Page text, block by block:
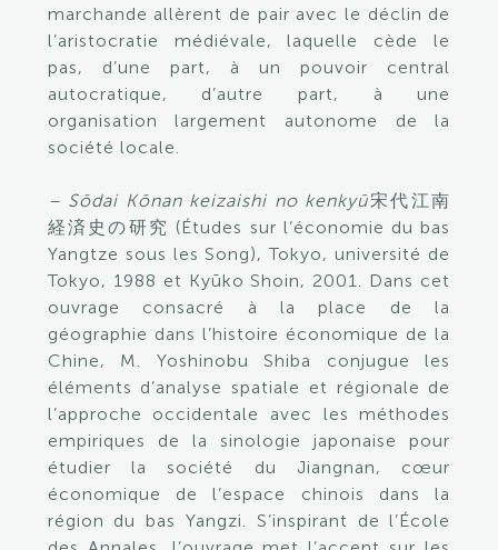
marchande allèrent de pair avec le déclin de
l’aristocratie médiévale, laquelle cède le
pas, d’une part, à un pouvoir central
autocratique, d’autre part, à une
organisation largement autonome de la
société locale.
– Sōdai Kōnan keizaishi no kenkyū宋代江南
経済史の研究 (Études sur l’économie du bas
Yangtze sous les Song), Tokyo, université de
Tokyo, 1988 et Kyūko Shoin, 2001. Dans cet
ouvrage consacré à la place de la
géographie dans l’histoire économique de la
Chine, M. Yoshinobu Shiba conjugue les
éléments d’analyse spatiale et régionale de
l’approche occidentale avec les méthodes
empiriques de la sinologie japonaise pour
étudier la société du Jiangnan, cœur
économique de l’espace chinois dans la
région du bas Yangzi. S’inspirant de l’École